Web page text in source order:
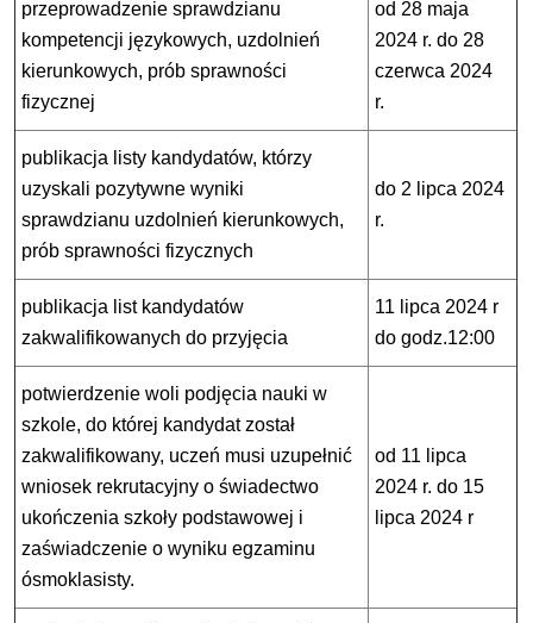
przeprowadzenie sprawdzianu
kompetencji językowych, uzdolnień
kierunkowych, prób sprawności
fizycznej
od 28 maja
2024 r. do 28
czerwca 2024
r.
publikacja listy kandydatów, którzy
uzyskali pozytywne wyniki
sprawdzianu uzdolnień kierunkowych,
prób sprawności fizycznych
do 2 lipca 2024
r.
publikacja list kandydatów
zakwalifikowanych do przyjęcia
11 lipca 2024 r
do godz.12:00
potwierdzenie woli podjęcia nauki w
szkole, do której kandydat został
zakwalifikowany, uczeń musi uzupełnić
wniosek rekrutacyjny o świadectwo
ukończenia szkoły podstawowej i
zaświadczenie o wyniku egzaminu
ósmoklasisty.
od 11 lipca
2024 r. do 15
lipca 2024 r